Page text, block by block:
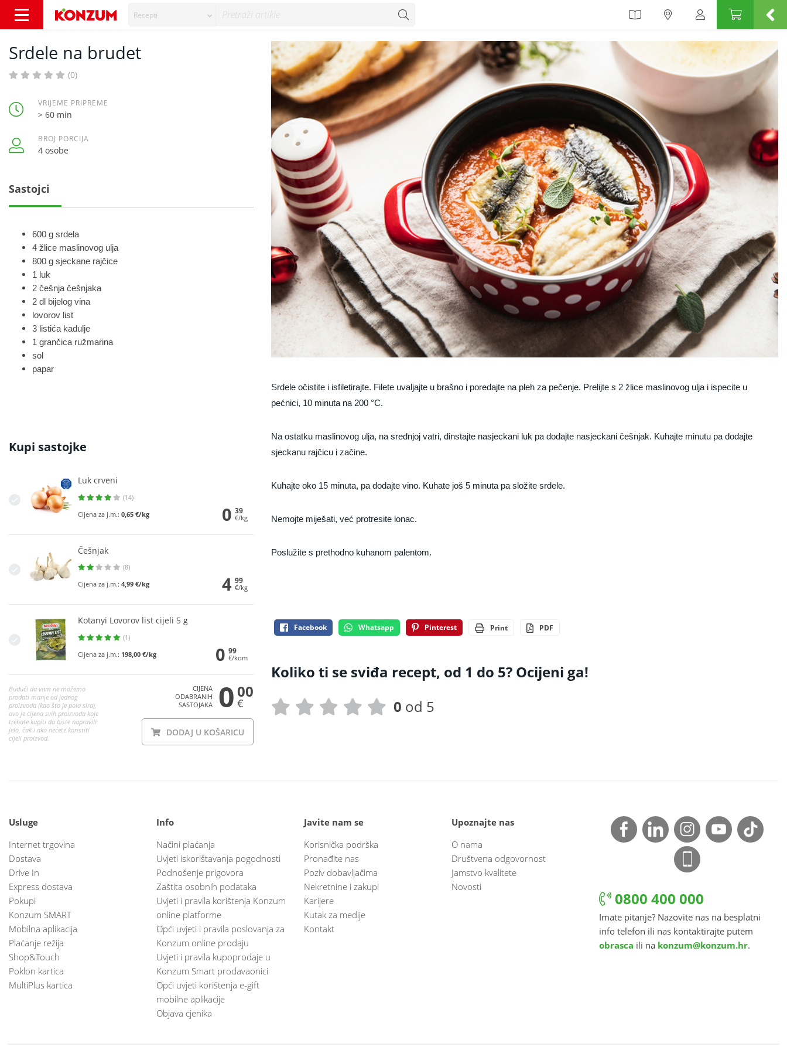
Recepti
Srdele na brudet
(0)
VRIJEME PRIPREME
> 60 min
BROJ PORCIJA
4 osobe
Sastojci
600 g srdela
4 žlice maslinovog ulja
800 g sjeckane rajčice
1 luk
2 češnja češnjaka
2 dl bijelog vina
lovorov list
3 listića kadulje
1 grančica ružmarina
sol
papar
Kupi sastojke
Luk crveni
(14)
Cijena za j.m.: 0,65 €/kg 0 39
€/kg
Češnjak
(8)
Cijena za j.m.: 4,99 €/kg 4 99
€/kg
Kotanyi Lovorov list cijeli 5 g
(1)
Cijena za j.m.: 198,00 €/kg 0 99
€/kom
Budući da vam ne možemo
prodati manje od jednog
proizvoda (kao što je pola sira),
ovo je cijena svih proizvoda koje
trebate kupiti da biste napravili
jelo, čak i ako nećete koristiti
cijeli proizvod.
CIJENA
ODABRANIH
SASTOJAKA
0 00
€
DODAJ U KOŠARICU
Srdele očistite i isfiletirajte. Filete uvaljajte u brašno i poredajte na pleh za pečenje. Prelijte s 2 žlice maslinovog ulja i ispecite u
pećnici, 10 minuta na 200 °C.
Na ostatku maslinovog ulja, na srednjoj vatri, dinstajte nasjeckani luk pa dodajte nasjeckani češnjak. Kuhajte minutu pa dodajte
sjeckanu rajčicu i začine.
Kuhajte oko 15 minuta, pa dodajte vino. Kuhate još 5 minuta pa složite srdele.
Nemojte miješati, već protresite lonac.
Poslužite s prethodno kuhanom palentom.
Facebook Whatsapp Pinterest Print PDF
Koliko ti se sviđa recept, od 1 do 5? Ocijeni ga!
0 od 5
Usluge
Internet trgovina
Dostava
Drive In
Express dostava
Pokupi
Konzum SMART
Mobilna aplikacija
Plaćanje režija
Shop&Touch
Poklon kartica
MultiPlus kartica
Info
Načini plaćanja
Uvjeti iskorištavanja pogodnosti
Podnošenje prigovora
Zaštita osobnih podataka
Uvjeti i pravila korištenja Konzum
online platforme
Opći uvjeti i pravila poslovanja za
Konzum online prodaju
Uvjeti i pravila kupoprodaje u
Konzum Smart prodavaonici
Opći uvjeti korištenja e-gift
mobilne aplikacije
Objava cjenika
Javite nam se
Korisnička podrška
Pronađite nas
Poziv dobavljačima
Nekretnine i zakupi
Karijere
Kutak za medije
Kontakt
Upoznajte nas
O nama
Društvena odgovornost
Jamstvo kvalitete
Novosti
0800 400 000
Imate pitanje? Nazovite nas na besplatni
info telefon ili nas kontaktirajte putem
obrasca ili na konzum@konzum.hr.